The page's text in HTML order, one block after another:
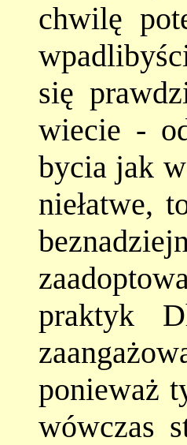
chwilę
się
wiecie -
bycia jak
niełatwe,
praktyk
ponieważ
wówczas